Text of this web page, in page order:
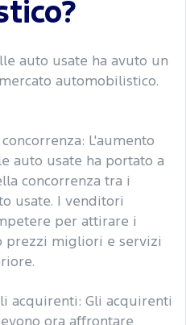
auto usate ha avuto un
automobilistico.
L'aumento
auto usate ha portato a
concorrenza tra i
usate. I venditori
per attirare i
prezzi migliori e servizi
acquirenti: Gli acquirenti
ora affrontare